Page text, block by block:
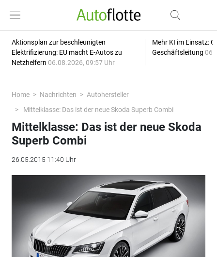
Aktionsplan zur beschleunigten
Elektrifizierung: EU macht E-Autos zu
Netzhelfern 06.08.2026, 09:57 Uhr
Mehr KI im Einsatz:
Geschäftsleitung
Home Nachrichten
Autohersteller
Mittelklasse: Das ist der neue Skoda Superb Combi
Mittelklasse: Das ist der neue Skoda
Superb Combi
26.05.2015 11:40 Uhr